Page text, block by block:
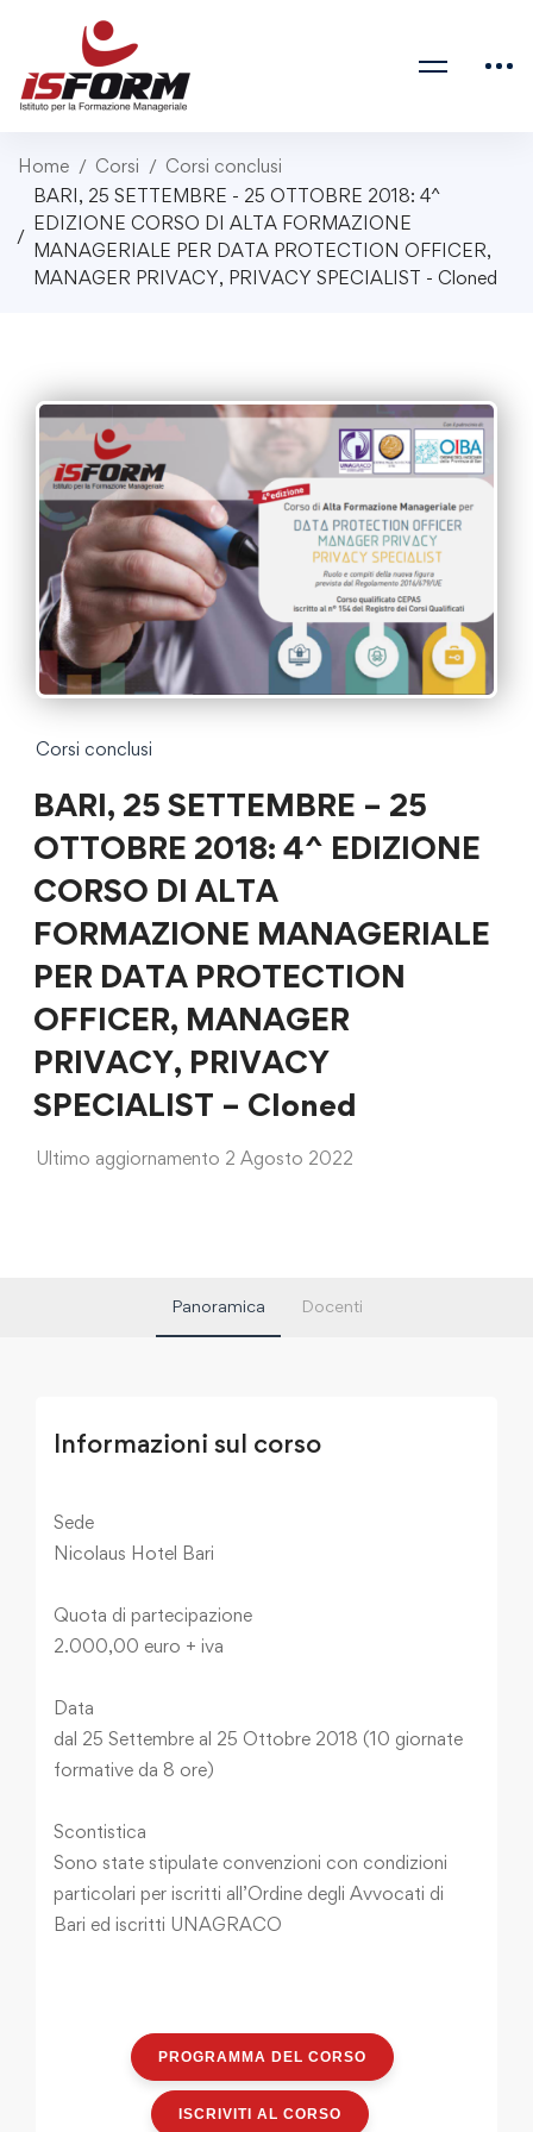
Home Corsi
Corsi conclusi
BARI, 25 SETTEMBRE - 25 OTTOBRE 2018: 4^
EDIZIONE CORSO DI ALTA FORMAZIONE
MANAGERIALE PER DATA PROTECTION OFFICER,
MANAGER PRIVACY, PRIVACY SPECIALIST - Cloned
Corsi conclusi
BARI, 25 SETTEMBRE – 25
OTTOBRE 2018: 4^ EDIZIONE
CORSO DI ALTA
FORMAZIONE MANAGERIALE
PER DATA PROTECTION
OFFICER, MANAGER
PRIVACY, PRIVACY
SPECIALIST – Cloned
Ultimo aggiornamento 2 Agosto 2022
Panoramica Docenti
Informazioni sul corso
Sede
Nicolaus Hotel Bari
Quota di partecipazione
2.000,00 euro + iva
Data
dal 25 Settembre al 25 Ottobre 2018 (10 giornate
formative da 8 ore)
Scontistica
Sono state stipulate convenzioni con condizioni
particolari per iscritti all’Ordine degli Avvocati di
Bari ed iscritti UNAGRACO
PROGRAMMA DEL CORSO
ISCRIVITI AL CORSO